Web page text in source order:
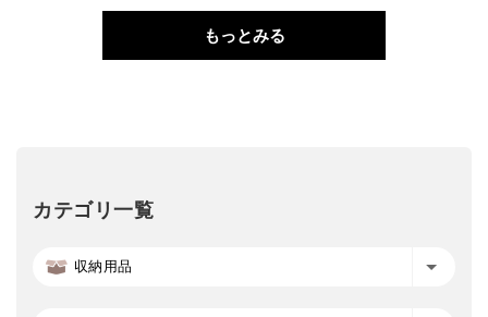
もっとみる
カテゴリ一覧
収納用品